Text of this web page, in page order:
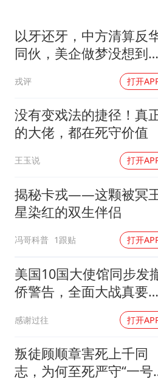
浙江台州
郑丽文：
梁家辉百
以牙还牙，中方清算反
同伙，美企做梦没想到：
戎评 打开
没有变戏法的捷径！真
的大佬，都在死守价值
王玉说 打开
揭秘卡戎——这颗被冥
星染红的双生伴侣
冯哥科普 1跟贴 打开
美国10国大使馆同步发
侨警告，全面大战真要来
感谢过往 打开
叛徒顾顺章害死上千同
志，为何至死严守“一号